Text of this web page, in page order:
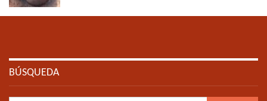
BÚSQUEDA